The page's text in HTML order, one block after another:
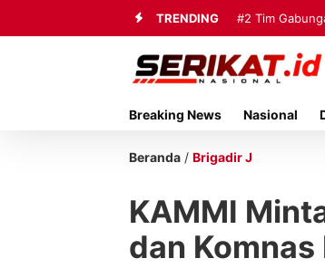
TRENDING #2 Tim
#3 Kisah Anak
Breaking News Nasional
Beranda / Brigadir J
KAMMI
dan